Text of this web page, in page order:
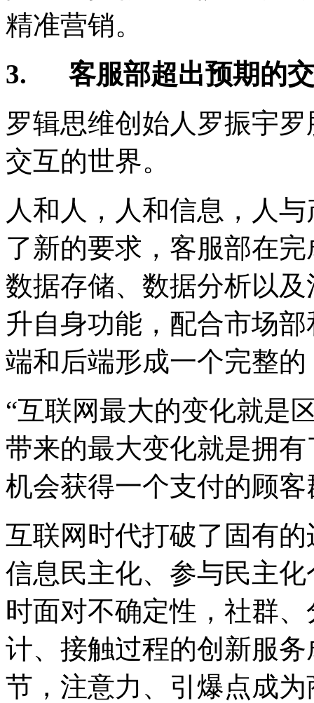
精准营销。
3.
客服部超出预期的
罗辑思维创始人罗振宇
交互的世界。
人和人，人和信息，人
了新的要求，客服部在
数据存储、数据分析以
升自身功能，配合市场
端和后端形成一个完整
“互联网最大的变化就是
带来的最大变化就是拥
机会获得一个支付的顾客
互联网时代打破了固有
信息民主化、参与民主
时面对不确定性，社群
计、接触过程的创新服
节，注意力、引爆点成